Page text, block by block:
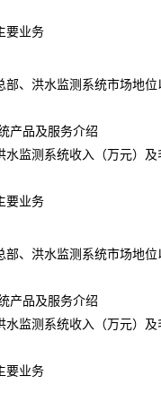
业务
洪水监测系统市场地位
品及服务介绍
测系统收入（万元）及
业务
洪水监测系统市场地位
品及服务介绍
测系统收入（万元）及
业务